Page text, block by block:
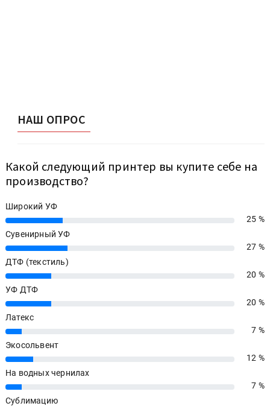
НАШ ОПРОС
Какой следующий принтер вы купите себе на
производство?
Широкий УФ
25%
25 %
Сувенирный УФ
27%
27 %
ДТФ (текстиль)
20%
20 %
УФ ДТФ
20%
20 %
Латекс
7%
7 %
Экосольвент
12%
12 %
На водных чернилах
7%
7 %
Сублимацию